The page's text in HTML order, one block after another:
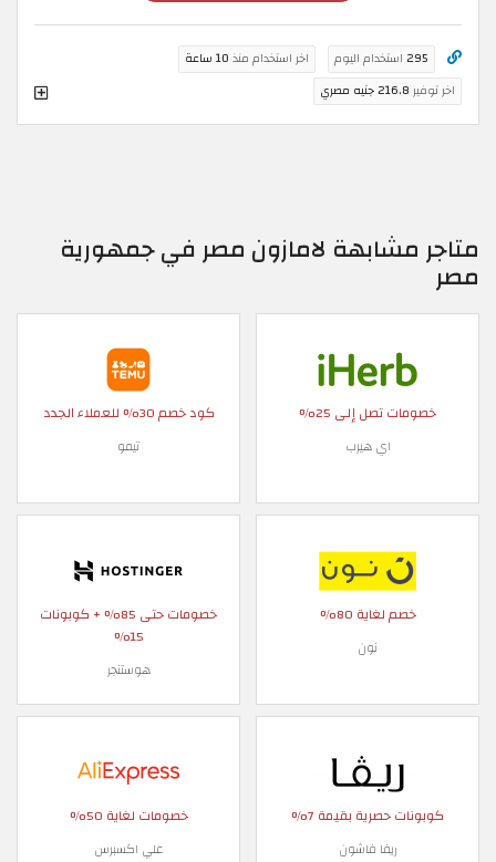
295 استخدام اليوم اخر استخدام منذ 10 ساعة
اخر توفير 216.8 جنيه مصري
متاجر مشابهة لامازون مصر في جمهورية
مصر
خصومات تصل إلى 25%
اي هيرب
كود خصم 30% للعملاء الجدد
تيمو
خصم لغاية 80%
نون
خصومات حتى 85% + كوبونات
15%
هوستنجر
كوبونات حصرية بقيمة 7%
ريفا فاشون
خصومات لغاية 50%
علي اكسبرس